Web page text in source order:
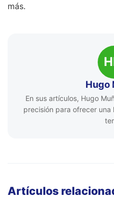
más.
Hugo
En sus artículos, Hugo
precisión para ofrecer
Artículos